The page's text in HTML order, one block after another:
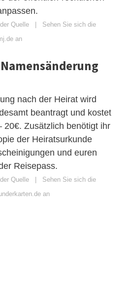
Quelle | Sehen Sie sich die
an
nach der Heirat wird
beantragt und kostet
20€. Zusätzlich benötigt ihr
der Heiratsurkunde
und euren
Reisepass.
Quelle | Sehen Sie sich die
an